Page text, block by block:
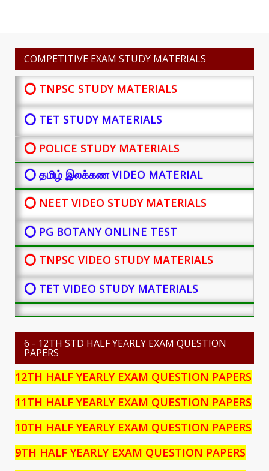
COMPETITIVE EXAM STUDY MATERIALS
⭕ TNPSC STUDY MATERIALS
⭕ TET STUDY MATERIALS
⭕ POLICE STUDY MATERIALS
⭕ தமிழ் இலக்கண VIDEO MATERIAL
⭕ NEET VIDEO STUDY MATERIALS
⭕ PG BOTANYONLINE TEST
⭕ TNPSC VIDEO STUDY MATERIALS
⭕ TET VIDEO STUDY MATERIALS
6 - 12TH STD HALF YEARLY EXAM QUESTION
PAPERS
12TH HALF YEARLY EXAM QUESTION PAPERS
11TH HALF YEARLY EXAM QUESTION PAPERS
10TH HALF YEARLY EXAM QUESTION PAPERS
9TH HALF YEARLY EXAM QUESTION PAPERS